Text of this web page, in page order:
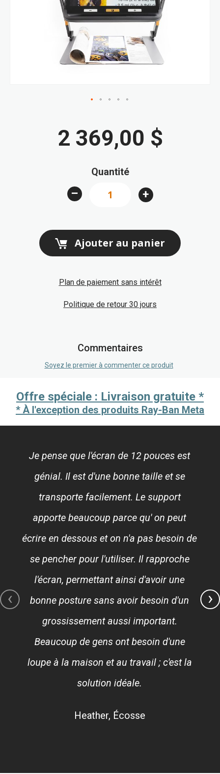
de
la
d’images
début
de
Galerie
2 369,00 $
Quantité
– +
Ajouter au panier
Plan de paiement sans intérêt
Politique de retour 30 jours
Commentaires
Soyez le premier à commenter ce produit
Offre spéciale : Livraison gratuite *
* À l'exception des produits Ray-Ban Meta
Je pense que l'écran de 12 pouces est
génial. Il est d'une bonne taille et se
transporte facilement. Le support
apporte beaucoup parce qu' on peut
écrire en dessous et on n'a pas besoin de
se pencher pour l'utiliser. Il rapproche
l'écran, permettant ainsi d'avoir une
bonne posture sans avoir besoin d'un
grossissement aussi important.
Beaucoup de gens ont besoin d'une
loupe à la maison et au travail ; c'est la
solution idéale.
Heather, Écosse
‹ ›